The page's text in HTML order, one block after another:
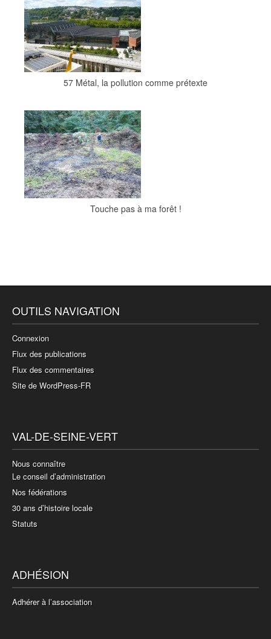
57 Métal, la pollution comme prétexte
Touche pas à ma forêt !
OUTILS NAVIGATION
Connexion
Flux des publications
Flux des commentaires
Site de WordPress-FR
VAL-DE-SEINE-VERT
Nous connaître
Le conseil d’administration
Nos fédérations
30 ans d’histoire locale
Statuts
ADHÉSION
Adhérer à l’association